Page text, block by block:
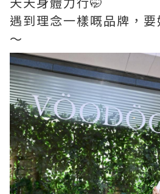
遇到理念一樣嘅品牌，
～